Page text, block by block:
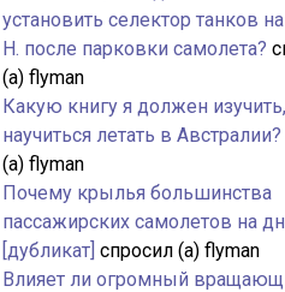
установить селектор танков на
H. после парковки самолета?
(а) flyman
Какую книгу я должен
научиться летать в Австралии?
(а) flyman
Почему крылья большинства
пассажирских самолетов на
[дубликат] спросил (а) flyman
Влияет ли огромный